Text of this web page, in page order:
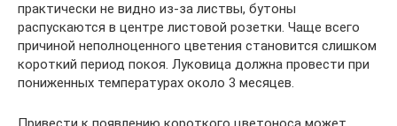
практически не видно из-за листвы, бутоны
распускаются в центре листовой розетки. Чаще всего
причиной неполноценного цветения становится слишком
короткий период покоя. Луковица должна провести при
пониженных температурах около 3 месяцев.